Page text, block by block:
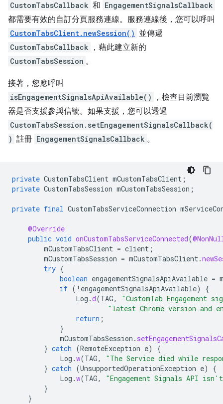
CustomTabsCallback 和 EngagementSignalsCallback
都需要有效的自訂分頁服務連線。服務連線後，您可以呼叫
CustomTabsClient.newSession() 並傳遞
CustomTabsCallback ，藉此建立新的
CustomTabsSession 。
接著，您應呼叫
isEngagementSignalsApiAvailable()
，檢查目前瀏覽
器是否支援參與信號。如果支援，您可以透過
CustomTabsSession.setEngagementSignalsCallback(
) 註冊 EngagementSignalsCallback 。
private CustomTabsClient mCustomTabsClient ;
private CustomTabsSession mCustomTabsSession ;
private final CustomTabsServiceConnection
@Override
public void onCustomTabsServiceConnected(
mCustomTabsClient = client ;
mCustomTabsSession = mCustomTabsClient.
try {
boolean engagementSignalsApiAvailable =
if ( ! engagementSignalsApiAvailable)
{
Log .d(TAG,
"CustomTab
"latest Chrome version and
return ;
}
mCustomTabsSession .
} catch (RemoteException e)
{
Log .w(TAG,
"The Service died while
} catch (UnsupportedOperationException e)
{
Log .w(TAG,
"Engagement Signals API
}
}